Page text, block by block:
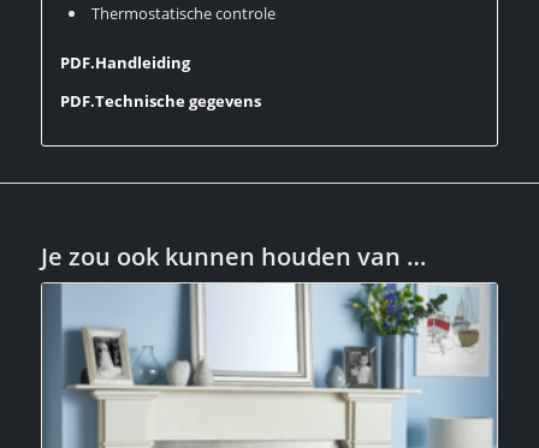
Thermostatische controle
PDF.Handleiding
PDF.Technische gegevens
Je zou ook kunnen houden van …